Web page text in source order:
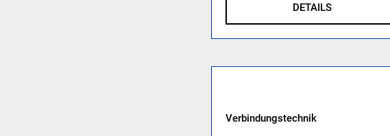
DETAILS
Verbindungstechnik